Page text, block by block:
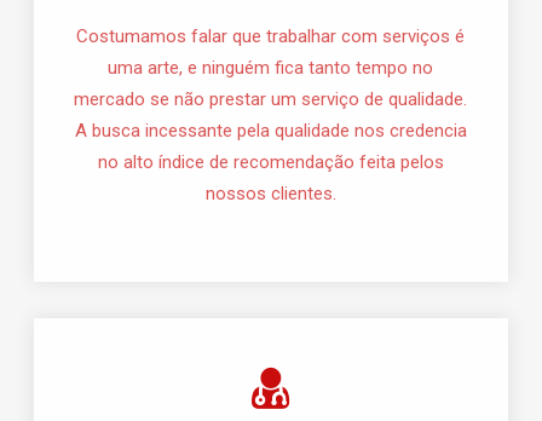
Costumamos falar que trabalhar com serviços é
uma arte, e ninguém fica tanto tempo no
mercado se não prestar um serviço de qualidade.
A busca incessante pela qualidade nos credencia
no alto índice de recomendação feita pelos
nossos clientes.